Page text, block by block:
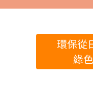
環保從
綠